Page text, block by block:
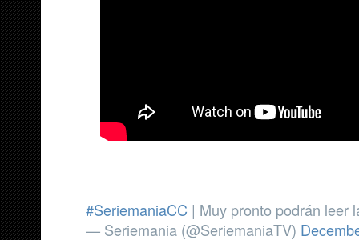
#SeriemaniaCC | Muy pronto podrán leer
— Seriemania (@SeriemaniaTV)